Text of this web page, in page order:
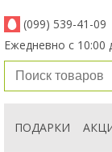
(099) 539-41-09
Ежедневно с 10:00
ПОДАРКИ